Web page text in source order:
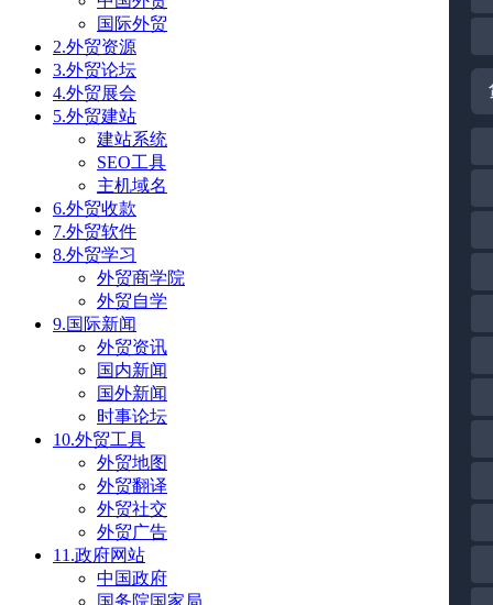
国际外贸
2.外贸资源
3.外贸论坛
4.外贸展会
5.外贸建站
建站系统
SEO工具
主机域名
6.外贸收款
7.外贸软件
8.外贸学习
外贸商学院
外贸自学
9.国际新闻
外贸资讯
国内新闻
国外新闻
时事论坛
10.外贸工具
外贸地图
外贸翻译
外贸社交
外贸广告
11.政府网站
中国政府
国务院国家局